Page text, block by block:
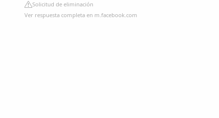
Solicitud de eliminación
Ver respuesta completa en m.facebook.com